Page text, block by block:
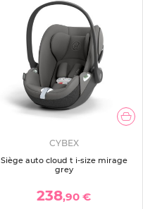
CYBEX
Siège auto cloud t i-size mirage
grey
238,90 €